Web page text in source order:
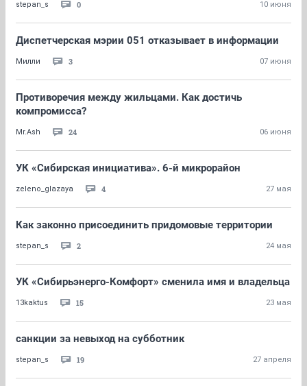
stepan_s 0 10 июня
Диспетчерская мэрии 051 отказывает в информации
Милли 3 07 июня
Противоречия между жильцами. Как достичь
компромисса?
Mr.Ash 24 06 июня
УК «Сибирская инициатива». 6-й микрорайон
zeleno_glazaya 4 27 мая
Как законно присоединить придомовые территории
stepan_s 2 24 мая
УК «Сибирьэнерго-Комфорт» сменила имя и владельца
13kaktus 15 23 мая
санкции за невыход на субботник
stepan_s 19 27 апреля